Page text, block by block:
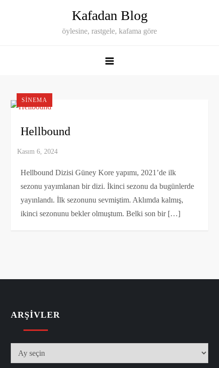
Kafadan Blog
öylesine, rastgele, kafama göre
SINEMA
Hellbound
Hellbound Dizisi Güney Kore yapımı, 2021’de ilk
sezonu yayımlanan bir dizi. İkinci sezonu da bugünlerde
yayınlandı. İlk sezonunu sevmiştim. Aklımda kalmış,
ikinci sezonunu bekler olmuştum. Belki son bir […]
ARŞIVLER